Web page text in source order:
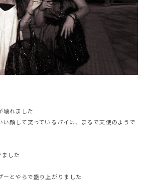
壊れました
い顔して笑っているパイは、まるで天使のようで
ました
ーとやらで盛り上がりました